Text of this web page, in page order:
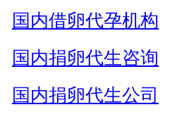
国内借卵代孕机构
国内捐卵代生咨询
国内捐卵代生公司